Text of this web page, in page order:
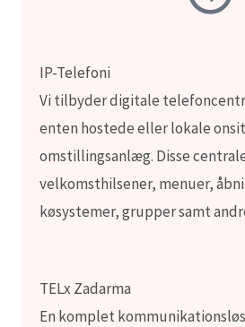
IP-Telefoni
Vi tilbyder digitale
enten hostede eller lokale
omstillingsanlæg. Disse
velkomsthilsener, menuer,
køsystemer, grupper samt
TELx Zadarma
En komplet